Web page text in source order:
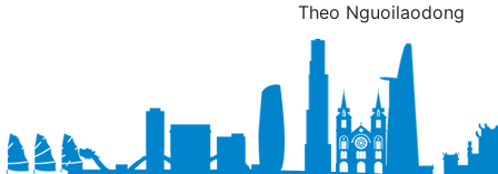
Theo Nguoilaodong